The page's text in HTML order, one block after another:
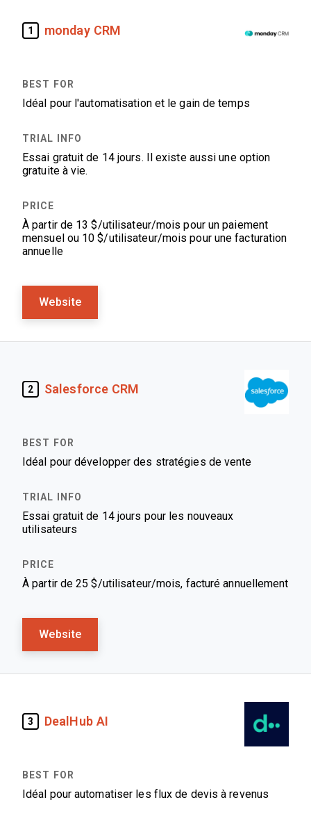
1 monday CRM
Idéal pour l'automatisation et le gain de temps
Essai gratuit de 14 jours. Il existe aussi une option
gratuite à vie.
À partir de 13 $/utilisateur/mois pour un paiement
mensuel ou 10 $/utilisateur/mois pour une facturation
annuelle
Website
2 Salesforce CRM
Idéal pour développer des stratégies de vente
Essai gratuit de 14 jours pour les nouveaux
utilisateurs
À partir de 25 $/utilisateur/mois, facturé annuellement
Website
3 DealHub AI
Idéal pour automatiser les flux de devis à revenus